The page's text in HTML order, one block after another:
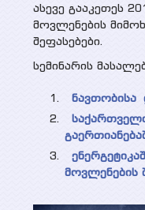
ასევე გააკეთეს
მოვლენების
შეფასებები.
სემინარის
ნავთობისა
მოვლენების